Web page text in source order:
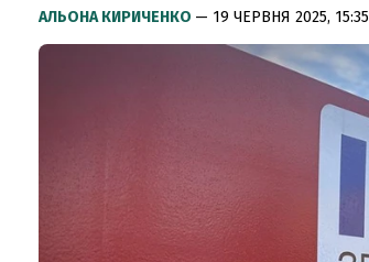
АЛЬОНА КИРИЧЕНКО — 19 ЧЕРВНЯ 2025, 15:35